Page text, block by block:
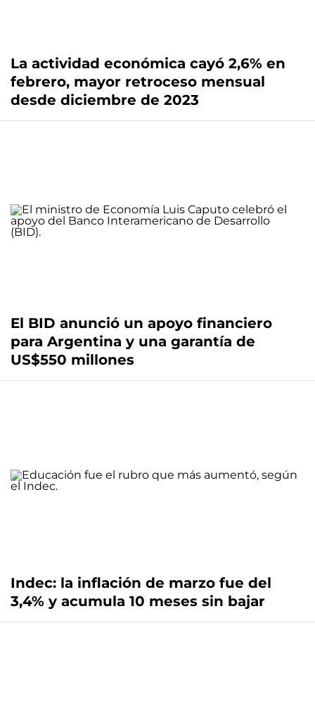
La actividad económica cayó 2,6% en
febrero, mayor retroceso mensual
desde diciembre de 2023
El BID anunció un apoyo financiero
para Argentina y una garantía de
US$550 millones
Indec: la inflación de marzo fue del
3,4% y acumula 10 meses sin bajar